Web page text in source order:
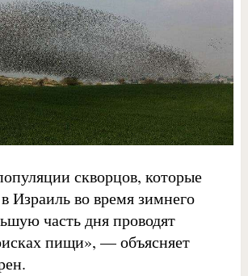
скворцов, которые
Израиль во время зимнего
часть дня проводят
пищи», — объясняет